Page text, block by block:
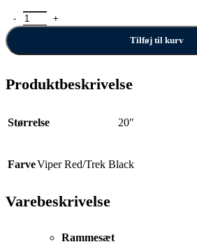
Trek Wahoo 20 antal
Tilføj til kurv
Produktbeskrivelse
Størrelse 20″
FarveViper Red/Trek Black
Varebeskrivelse
Rammesæt